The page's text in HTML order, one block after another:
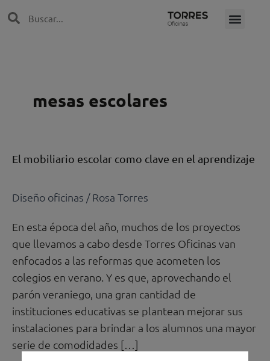
SearchSearch
mesas escolares
El mobiliario escolar como clave en el aprendizaje
Diseño oficinas /Rosa Torres
En esta época del año, muchos de los proyectos
que llevamos a cabo desde Torres Oficinas van
enfocados a las reformas que acometen los
colegios en verano. Y es que, aprovechando el
parón veraniego, una gran cantidad de
instituciones educativas se plantean mejorar sus
instalaciones para brindar a los alumnos una mayor
serie de comodidades […]
El
como
el
aprendizaje